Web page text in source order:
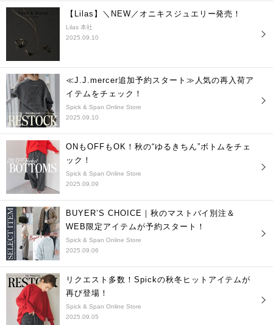
【Lilas】＼NEW／オニキスジュエリー発売！
Lilas 本社
2025.09.10
≪J.J.mercer追加予約スタート≫人気の再入荷ア
イテムをチェック！
Spick & Span Online Store
2025.09.10
ONもOFFもOK！秋の“ゆるきちん”ボトムをチェ
ック！
Spick & Span Online Store
2025.09.09
BUYER’S CHOICE｜秋のマストバイ別注＆
WEB限定アイテムが予約スタート！
Spick & Span Online Store
2025.09.06
リクエスト多数！Spickの秋冬ヒットアイテムが
再び登場！
Spick & Span Online Store
2025.09.05